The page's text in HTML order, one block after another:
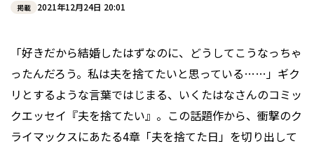
掲載 2021年12月24日 20:01
「好きだから結婚したはずなのに、どうしてこうなっちゃ
ったんだろう。私は夫を捨てたいと思っている……」ギク
リとするような言葉ではじまる、いくたはなさんのコミッ
クエッセイ『夫を捨てたい』。この話題作から、衝撃のク
ライマックスにあたる4章「夫を捨てた日」を切り出して